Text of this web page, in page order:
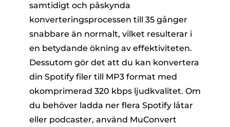
samtidigt och påskynda
konverteringsprocessen till 35 gånger
snabbare än normalt, vilket resulterar i
en betydande ökning av effektiviteten.
Dessutom gör det att du kan konvertera
din Spotify filer till MP3 format med
okomprimerad 320 kbps ljudkvalitet. Om
du behöver ladda ner flera Spotify låtar
eller podcaster, använd MuConvert